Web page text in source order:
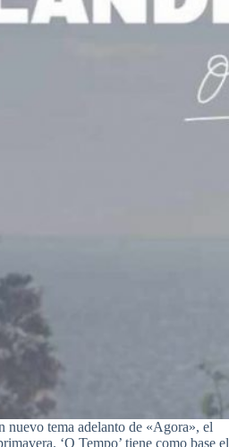
nuevo tema adelanto de «Agora», el
‘O Tempo’ tiene como base el